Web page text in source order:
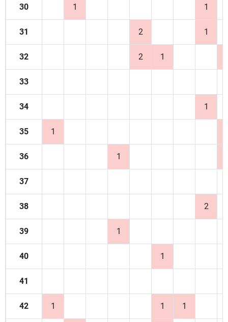
30 1 1
31 2 1
32 2 1
33
34 1
35 1
36 1
37
38 2
39 1
40 1
41
42 1 1 1